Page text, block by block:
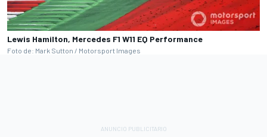
Lewis Hamilton, Mercedes F1 W11 EQ Performance
Foto de: Mark Sutton / Motorsport Images